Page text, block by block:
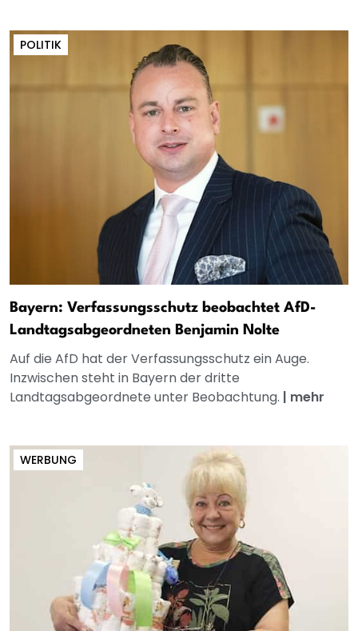
POLITIK
Bayern: Verfassungsschutz beobachtet AfD-
Landtagsabgeordneten Benjamin Nolte
Auf die AfD hat der Verfassungsschutz ein Auge.
Inzwischen steht in Bayern der dritte
Landtagsabgeordnete unter Beobachtung. | mehr
WERBUNG